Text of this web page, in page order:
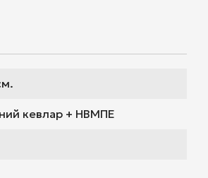
кевлар + НВМПЕ